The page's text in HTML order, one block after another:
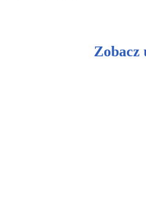
Zobacz